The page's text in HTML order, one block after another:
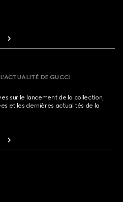
DE GUCCI
sur le lancement de la collection,
et les dernières actualités de la